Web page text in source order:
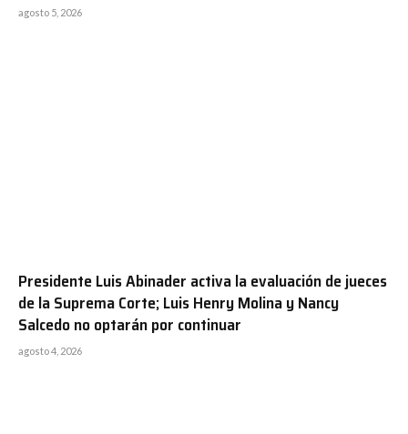
agosto 5, 2026
Presidente Luis Abinader activa la evaluación de jueces
de la Suprema Corte; Luis Henry Molina y Nancy
Salcedo no optarán por continuar
agosto 4, 2026